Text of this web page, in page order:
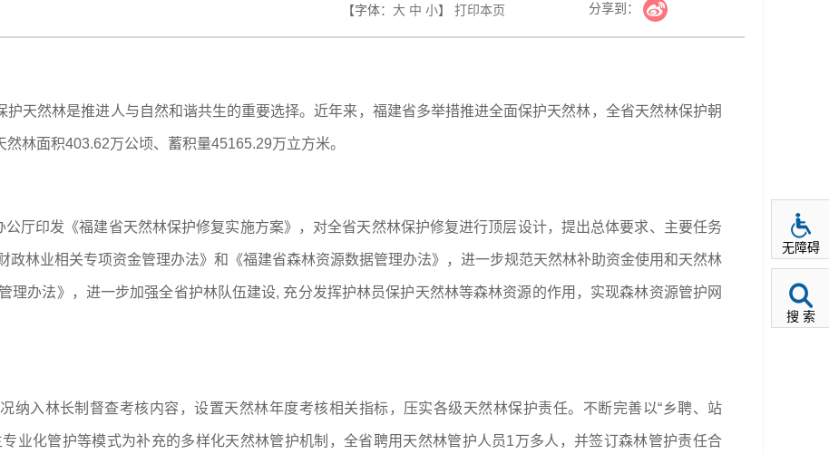
【字体： 大 中 小】 打印本页 分享到：
天然林是推进人与自然和谐共生的重要选择。近年来，福建省多举措推进全面保护天然林，全省天然林保护朝
林面积403.62万公顷、蓄积量45165.29万立方米。
厅印发《福建省天然林保护修复实施方案》，对全省天然林保护修复进行顶层设计，提出总体要求、主要任务
政林业相关专项资金管理办法》和《福建省森林资源数据管理办法》，进一步规范天然林补助资金使用和天然林
理办法》，进一步加强全省护林队伍建设, 充分发挥护林员保护天然林等森林资源的作用，实现森林资源管护网
纳入林长制督查考核内容，设置天然林年度考核相关指标，压实各级天然林保护责任。不断完善以“乡聘、站
业化管护等模式为补充的多样化天然林管护机制，全省聘用天然林管护人员1万多人，并签订森林管护责任合
无障碍
搜 索